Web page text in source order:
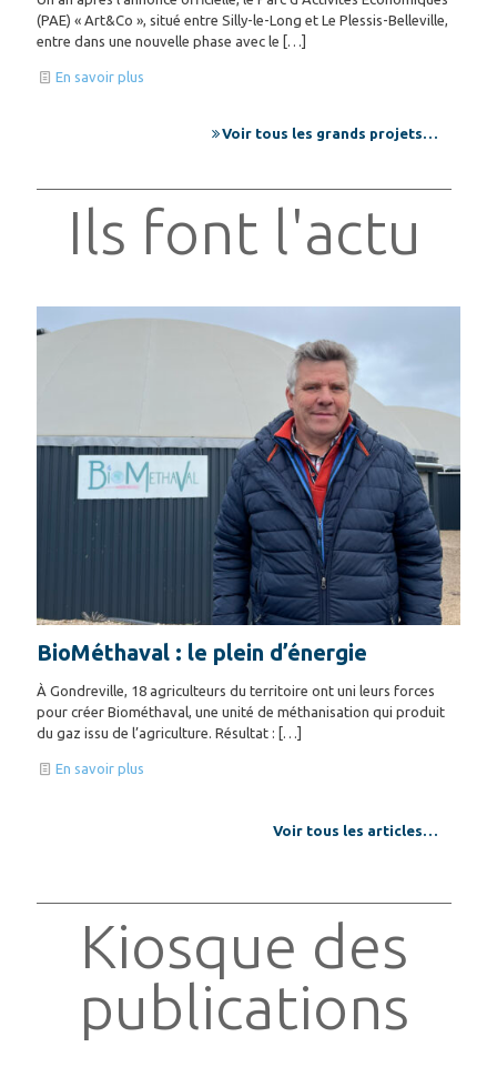
(PAE) « Art&Co », situé entre Silly-le-Long et Le Plessis-Belleville,
entre dans une nouvelle phase avec le […]
En savoir plus
Voir tous les grands projets…
Ils font l'actu
BioMéthaval : le plein d’énergie
À Gondreville, 18 agriculteurs du territoire ont uni leurs forces
pour créer Biométhaval, une unité de méthanisation qui produit
du gaz issu de l’agriculture. Résultat : […]
En savoir plus
Voir tous les articles…
Kiosque des
publications